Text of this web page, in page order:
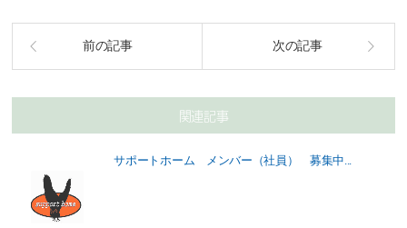
前の記事 次の記事
関連記事
サポートホーム メンバー（社員） 募集中...